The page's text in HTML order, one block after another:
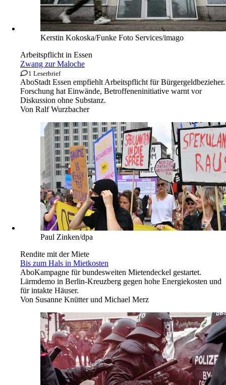
Kerstin Kokoska/Funke Foto Services/imago
Arbeitspflicht in Essen
Zwang zur Maloche
1 Leserbrief
AboStadt Essen empfiehlt Arbeitspflicht für Bürgergeldbezieher.
Forschung hat Einwände, Betroffeneninitiative warnt vor
Diskussion ohne Substanz.
Von Ralf Wurzbacher
Paul Zinken/dpa
Rendite mit der Miete
Bis zum Hals in Mietkosten
AboKampagne für bundesweiten Mietendeckel gestartet.
Lärmdemo in Berlin-Kreuzberg gegen hohe Energiekosten und
für intakte Häuser.
Von Susanne Knütter und Michael Merz